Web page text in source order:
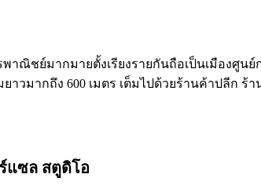
ณิชย์มากมายตั้งเรียงรายกันถือเป็นเมืองศู
มากถึง 600 เมตร เต็มไปด้วยร้านค้าปลีก
แซล สตูดิโอ